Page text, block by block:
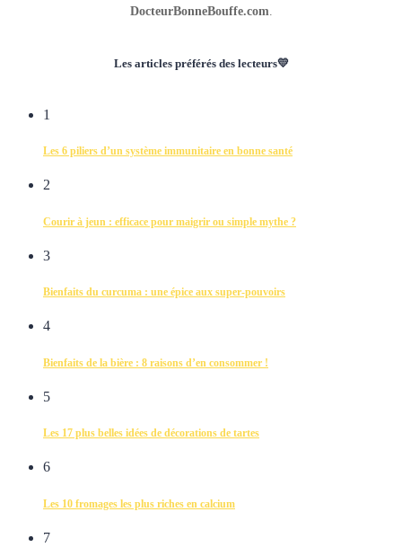
DocteurBonneBouffe.com
Les articles préférés des lecteurs💛
1
Les 6 piliers d’un système immunitaire en bonne santé
2
Courir à jeun : efficace pour maigrir ou simple mythe ?
3
Bienfaits du curcuma : une épice aux super-pouvoirs
4
Bienfaits de la bière : 8 raisons d’en consommer !
5
Les 17 plus belles idées de décorations de tartes
6
Les 10 fromages les plus riches en calcium
7